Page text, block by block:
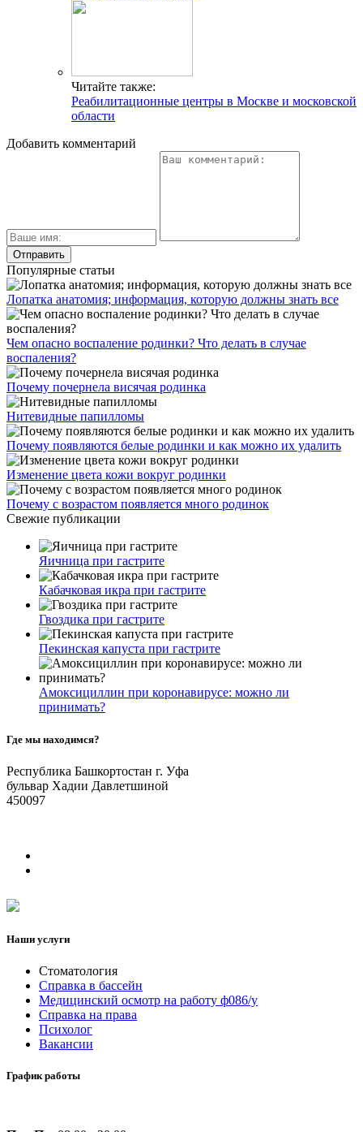
Читайте также:
Реабилитационные центры в Москве и московской
области
Добавить комментарий
Популярные статьи
Лопатка анатомия; информация, которую должны знать все
Чем опасно воспаление родинки? Что делать в случае
воспаления?
Почему почернела висячая родинка
Нитевидные папилломы
Почему появляются белые родинки и как можно их удалить
Изменение цвета кожи вокруг родинки
Почему с возрастом появляется много родинок
Свежие публикации
Яичница при гастрите
Кабачковая икра при гастрите
Гвоздика при гастрите
Пекинская капуста при гастрите
Амоксициллин при коронавирусе: можно ли
принимать?
Где мы находимся?
Республика Башкортостан г. Уфа
бульвар Хадии Давлетшиной
450097
Наши услуги
Стоматология
Справка в бассейн
Медицинский осмотр на работу ф086/у
Справка на права
Психолог
Вакансии
График работы